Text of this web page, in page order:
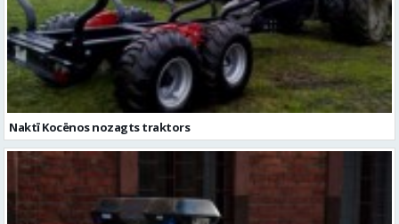
Naktī Kocēnos nozagts traktors